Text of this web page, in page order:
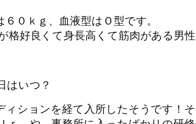
高い！
のタイプは？
体重などのプロフィール
んは、１９９５年９月２５日生まれ